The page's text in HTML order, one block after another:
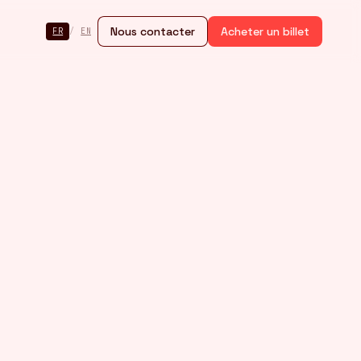
FR / EN Nous contacter Acheter un billet